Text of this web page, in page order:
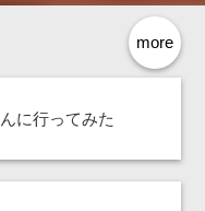
more
に行ってみた